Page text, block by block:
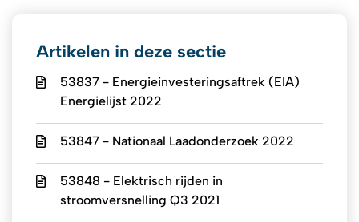
Artikelen in deze sectie
53837 - Energieinvesteringsaftrek (EIA)
Energielijst 2022
53847 - Nationaal Laadonderzoek 2022
53848 - Elektrisch rijden in
stroomversnelling Q3 2021